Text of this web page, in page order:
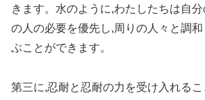
きます。水のように,わたしたちは自
の人の必要を優先し,周りの人々と調
ぶことができます。
第三に,忍耐と忍耐の力を受け入れる